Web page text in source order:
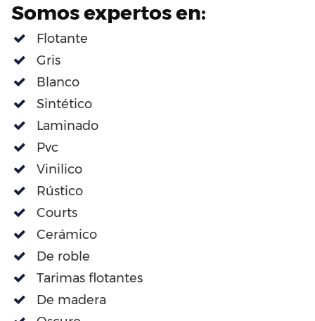
Somos expertos en:
Flotante
Gris
Blanco
Sintético
Laminado
Pvc
Vinilico
Rústico
Courts
Cerámico
De roble
Tarimas flotantes
De madera